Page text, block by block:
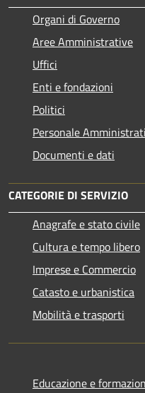
Organi di Governo
Aree Amministrative
Uffici
Enti e fondazioni
Politici
Personale
Documenti e dati
CATEGORIE DI SERVIZIO
Anagrafe e stato civile
Cultura e tempo libero
Imprese e Commercio
Catasto e urbanistica
Mobilità e trasporti
Educazione e